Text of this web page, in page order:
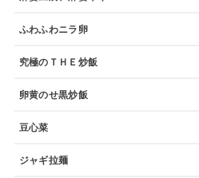
ふわふわニラ卵
究極のＴＨＥ炒飯
卵黄のせ黒炒飯
豆心菜
ジャギ拉麺